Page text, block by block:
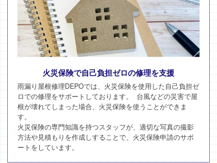
火災保険で自己負担ゼロの修理を支援
雨漏り屋根修理DEPOでは、火災保険を使用した自己負担ゼ
ロでの修理をサポートしております。 台風などの災害で屋
根が壊れてしまった場合、火災保険を使うことができま
す。
火災保険の専門知識を持つスタッフが、適切な写真の撮影
方法や見積もりを作成しすることで、火災保険申請のサポ
ートをしています。